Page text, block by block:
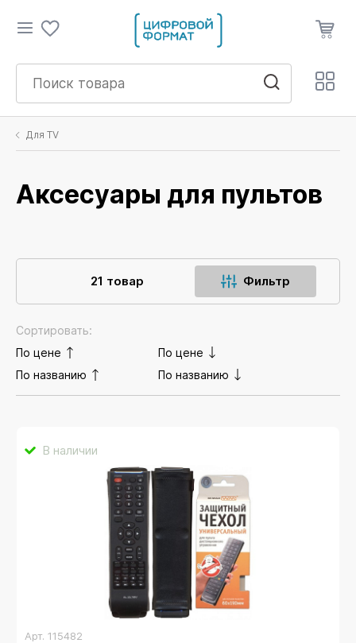
Для TV
Аксесуары для пультов
21 товар Фильтр
Сортировать:
По цене
По цене
По названию
По названию
В наличии
Арт. 115482